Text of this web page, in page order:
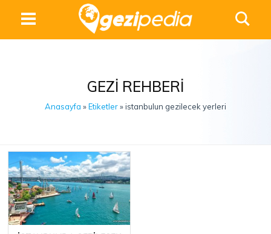
GEZI REHBERI
Anasayfa »Etiketler» istanbulun gezilecek yerleri